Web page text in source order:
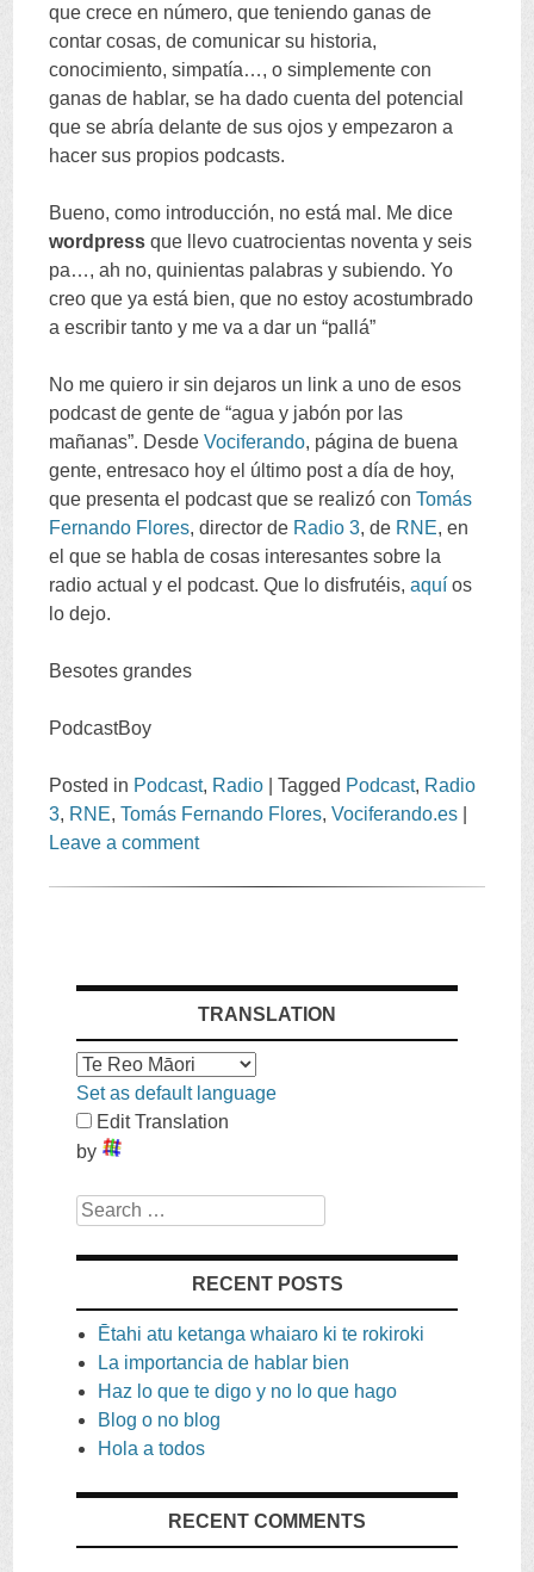
que crece en número,que teniendo ganas de
contar cosas,de comunicar su historia,
conocimiento,simpatía…,o simplemente con
ganas de hablar,se ha dado cuenta del potencial
que se abría delante de sus ojos y empezaron a
hacer sus propios podcasts.
Bueno,como introducción, no está mal . Me dice
wordpress que llevo cuatrocientas noventa y seis
pa…,ah no,quinientas palabras y subiendo.Yo
creo que ya está bien,que no estoy acostumbrado
a escribir tanto y me va a dar un “pallá”
No me quiero ir sin dejaros un link a uno de esos
podcast de gente de “agua y jabón por las
mañanas”. Desde Vociferando, página de buena
gente,entresaco hoy el último post a día de hoy,
que presenta el podcast que se realizó con Tomás
Fernando Flores,director de Radio 3,de RNE,en
el que se habla de cosas interesantes sobre la
radio actual y el podcast.Que lo disfrutéis,aquí os
lo dejo.
Besotes grandes
PodcastBoy
Posted in Podcast, Radio |Tagged Podcast, Radio
3, RNE,Tomás Fernando Flores,Vociferando.es
Leave a comment
TRANSLATION
Set as default language
Edit Translation
by
Search
RECENT POSTS
Ētahi atu ketanga whaiaro ki te rokiroki
La importancia de hablar bien
Haz lo que te digo y no lo que hago
Blog o no blog
Hola a todos
RECENT COMMENTS